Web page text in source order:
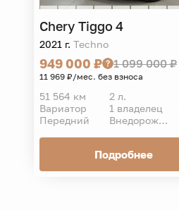
Chery Tiggo 4
2021 г. Techno
949 000 ₽ 1 099 000 ₽
11 969 ₽/мес. без взноса
51 564 км 2 л.
Вариатор
1 владелец
Передний
Внедорожник 5 дв.
Подробнее